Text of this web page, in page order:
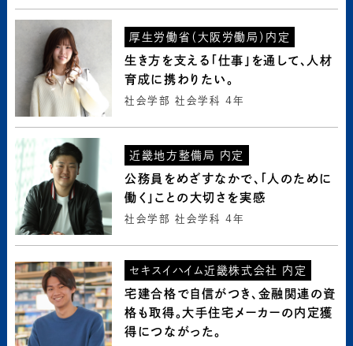
厚生労働省（大阪労働局）内定
生き方を支える「仕事」を通して、人材
育成に携わりたい。
社会学部 社会学科 4年
近畿地方整備局 内定
公務員をめざすなかで、「人のために
働く」ことの大切さを実感
社会学部 社会学科 4年
セキスイハイム近畿株式会社 内定
宅建合格で自信がつき、金融関連の資
格も取得。大手住宅メーカーの内定獲
得につながった。